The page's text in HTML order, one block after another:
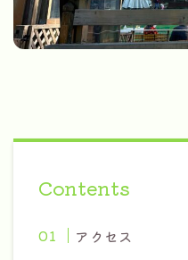
Contents
アクセス